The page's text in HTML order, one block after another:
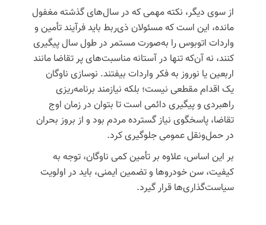
از سوی دیگر، نکته مهمی که در سال‌های گذشته مغفول
مانده، این است کهمسئولان ذی‌ربط باید فرآیند تأمین و
واردات اتوبوس را به‌صورت مستمر در طول سال پیگیری
کنند، نه آن‌که تنها در آستانه مناسبت‌های پر تقاضا مانند
اربعین یا نوروز به فکر واردات بیفتند. نوسازی ناوگان
یک اقدام مقطعی نیست؛ بلکه نیازمند برنامه‌ریزی
راهبردی و پیگیری دائمی است تا بتوان در زمان اوج
تقاضا، پاسخگوی نیاز گسترده مردم بود و از بروز بحران
در حمل‌ونقل عمومی جلوگیری کرد.
بر این اساس، علاوه بر تأمین کمی ناوگان، توجه به
کیفیت، سن خودروها و تضمین ایمنی، باید در اولویت
سیاست‌گذاری‌ها قرار گیرد.